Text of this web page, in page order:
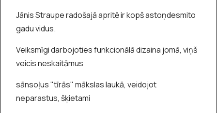
Jānis Straupe radošajā apritē ir kopš astoņdesmito
gadu vidus.
Veiksmīgi darbojoties funkcionālā dizaina jomā, viņš
veicis neskaitāmus
sānsoļus "tīrās" mākslas laukā, veidojot
neparastus, šķietami